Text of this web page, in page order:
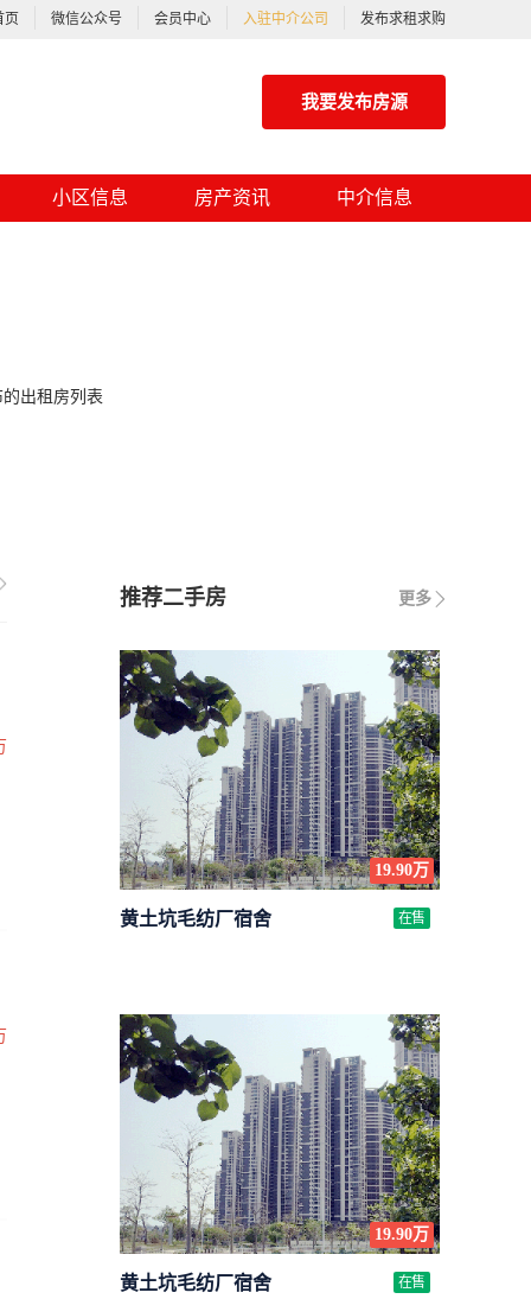
页 微信公众号 会员中心 入驻中介公司 发布求租求购
我要发布房源
小区信息 房产资讯 中介信息
的出租房列表
更多
推荐二手房
19.90万
黄土坑毛纺厂宿舍 在售
19.90万
黄土坑毛纺厂宿舍 在售